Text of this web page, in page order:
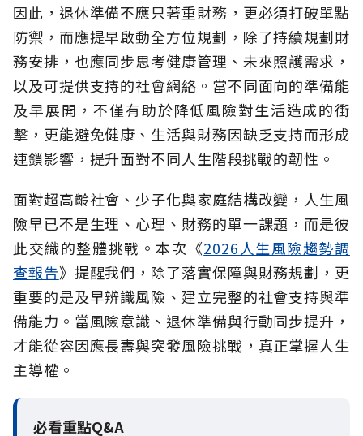
因此，退休準備不應只著重財務，更必須打破單點
防禦，而應提早啟動全方位規劃，除了持續規劃財
務安排，也應同步思考健康管理、未來照護需求，
以及可提供支持的社會網絡。當不同面向的準備能
及早展開，不僅有助於降低風險對生活造成的衝
擊，更能避免健康、生活與財務因缺乏支持而形成
連鎖影響，提升面對不同人生階段挑戰的韌性。
面對超高齡社會、少子化與家庭結構改變，人生風
險早已不是生理、心理、財務的單一課題，而是彼
此交織的整體挑戰。本次《2026人生風險趨勢調
查報告》提醒我們，除了落實保障與財務規劃，更
重要的是及早辨識風險、建立完整的社會支持與準
備能力。當風險意識、退休準備與行動同步提升，
才能從容因應長壽與突發風險挑戰，真正掌握人生
主導權。
必看重點Q&A